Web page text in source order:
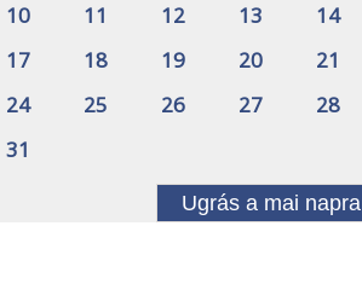
10
11 12 13 14
17
18 19 20 21
24
25 26 27 28
31
Ugrás a mai napra